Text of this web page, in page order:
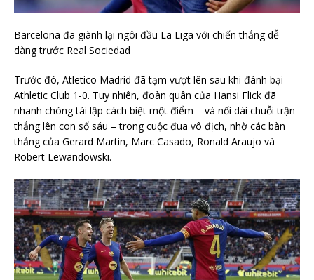
Barcelona đã giành lại ngôi đầu La Liga với chiến thắng dễ
dàng trước Real Sociedad
Trước đó, Atletico Madrid đã tạm vượt lên sau khi đánh bại
Athletic Club 1-0. Tuy nhiên, đoàn quân của Hansi Flick đã
nhanh chóng tái lập cách biệt một điểm – và nối dài chuỗi trận
thắng lên con số sáu – trong cuộc đua vô địch, nhờ các bàn
thắng của Gerard Martin, Marc Casado, Ronald Araujo và
Robert Lewandowski.